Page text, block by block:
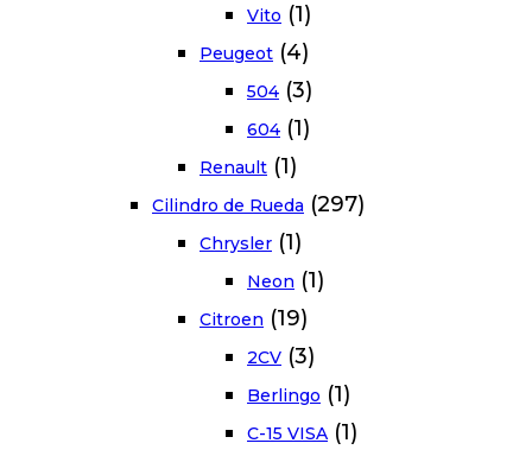
Vito (1)
Peugeot (4)
504 (3)
604 (1)
Renault (1)
Cilindro de Rueda (297)
Chrysler (1)
Neon (1)
Citroen (19)
2CV (3)
Berlingo (1)
C-15 VISA (1)